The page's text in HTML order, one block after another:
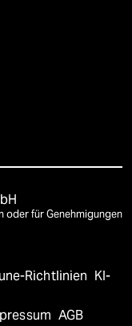
oder für Genehmigungen
Richtlinien KI-
AGB